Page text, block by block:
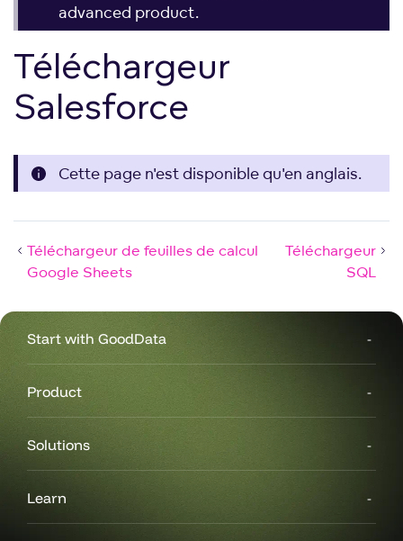
advanced product.
Téléchargeur
Salesforce
Cette page n'est disponible qu'en anglais.
Téléchargeur de feuilles de calcul
Google Sheets
Téléchargeur
SQL
Start with GoodData
Product
Solutions
Learn